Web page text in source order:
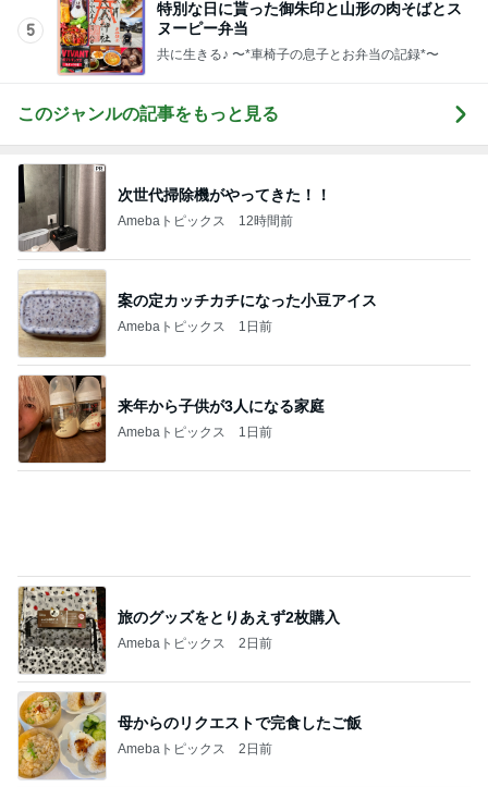
Amebaトピックス 1日前
Amebaトピックス 2日前
母からのリクエストで完食したご飯
Amebaトピックス 2日前
優しくするより塩を刷り込む夫